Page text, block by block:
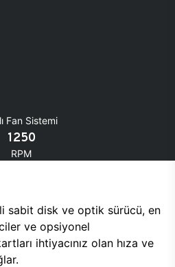
Fan Sistemi
1250
RPM
sabit disk ve optik sürücü, en
ve opsiyonel
ihtiyacınız olan hıza ve